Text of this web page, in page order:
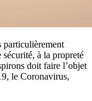
particulièrement
sécurité, à la propreté
doit faire l’objet
le Coronavirus,